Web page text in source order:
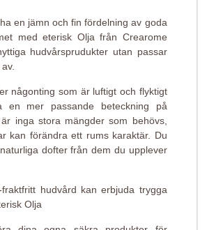
en jämn och fin fördelning av goda
med eterisk Olja från Crearome
hudvårsprudukter utan passar
någonting som är luftigt och flyktigt
en mer passande beteckning på
inga stora mängder som behövs,
kan förändra ett rums karaktär. Du
dofter från dem du upplever
hudvård kan erbjuda trygga
Olja